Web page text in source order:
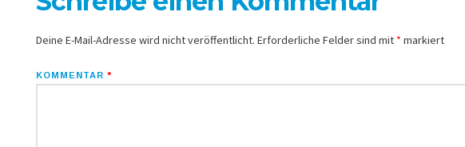
Deine E-Mail-Adresse wird nicht veröffentlicht. Erforderliche Felder sind mit * markiert
KOMMENTAR *